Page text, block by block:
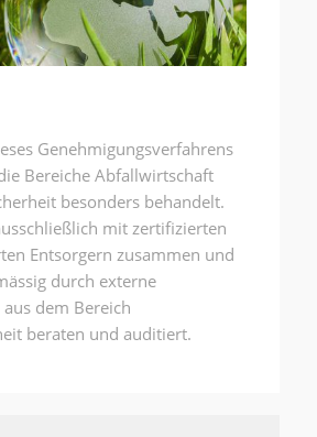
Genehmigungsverfahrens
Bereiche Abfallwirtschaft
besonders behandelt.
mit zertifizierten
Entsorgern zusammen und
durch externe
dem Bereich
beraten und auditiert.